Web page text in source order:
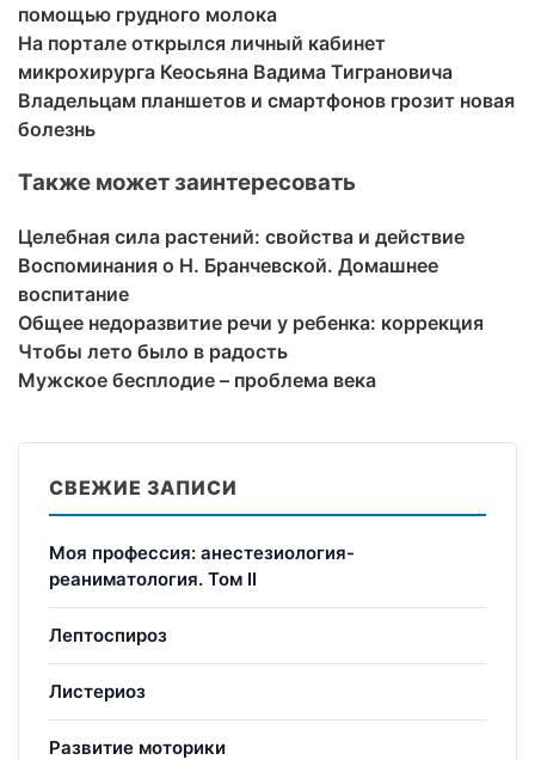
помощью грудного молока
На портале открылся личный кабинет
микрохирурга Кеосьяна Вадима Тиграновича
Владельцам планшетов и смартфонов грозит новая
болезнь
Также может заинтересовать
Целебная сила растений: свойства и действие
Воспоминания о Н. Бранчевской. Домашнее
воспитание
Общее недоразвитие речи у ребенка: коррекция
Чтобы лето было в радость
Мужское бесплодие – проблема века
СВЕЖИЕ ЗАПИСИ
Моя профессия: анестезиология-
реаниматология. Том II
Лептоспироз
Листериоз
Развитие моторики